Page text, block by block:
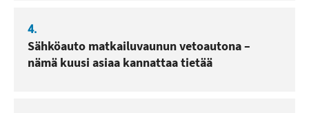
4.
Sähköauto matkailuvaunun vetoautona –
nämä kuusi asiaa kannattaa tietää